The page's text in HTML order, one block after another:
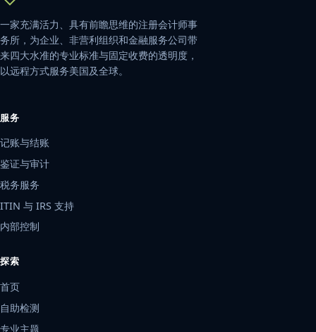
一家充满活力、具有前瞻思维的注册会计师事
务所，为企业、非营利组织和金融服务公司带
来四大水准的专业标准与固定收费的透明度，
以远程方式服务美国及全球。
服务
记账与结账
鉴证与审计
税务服务
ITIN 与 IRS 支持
内部控制
探索
首页
自助检测
专业主题